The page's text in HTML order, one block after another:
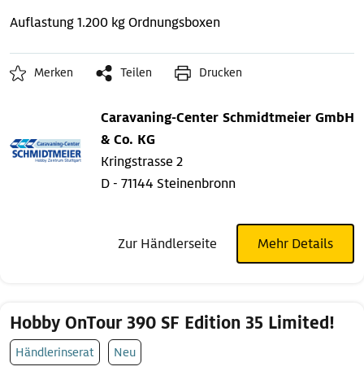
Auflastung 1.200 kgOrdnungsboxen
Merken Teilen Drucken
Caravaning-Center Schmidtmeier GmbH
& Co. KG
Kringstrasse 2
D - 71144 Steinenbronn
Zur Händlerseite Mehr Details
Hobby OnTour 390 SF Edition 35 Limited!
Händlerinserat Neu